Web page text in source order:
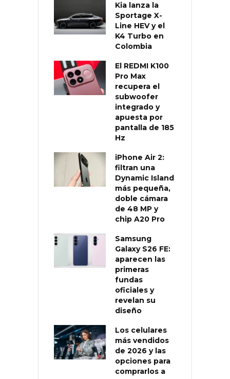
Kia lanza la
Sportage X-
Line HEV y el
K4 Turbo en
Colombia
El REDMI K100
Pro Max
recupera el
subwoofer
integrado y
apuesta por
pantalla de 185
Hz
iPhone Air 2:
filtran una
Dynamic Island
más pequeña,
doble cámara
de 48 MP y
chip A20 Pro
Samsung
Galaxy S26 FE:
aparecen las
primeras
fundas
oficiales y
revelan su
diseño
Los celulares
más vendidos
de 2026 y las
opciones para
comprarlos a